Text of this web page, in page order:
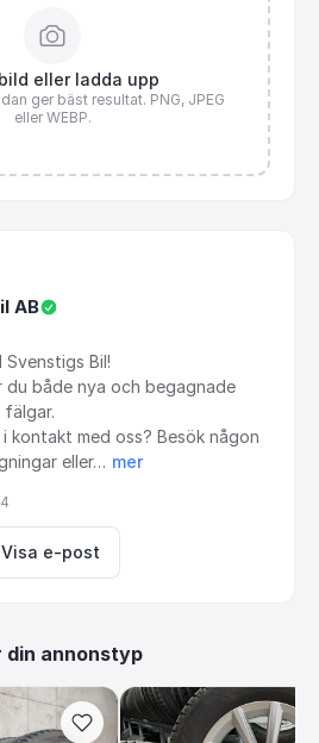
eller ladda upp
ger bäst resultat. PNG, JPEG
eller WEBP.
AB
Svenstigs Bil!
du både nya och begagnade
fälgar.
i kontakt med oss? Besök någon
eller… mer
Visa e-post
din annonstyp